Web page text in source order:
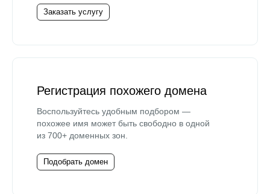
Заказать услугу
Регистрация похожего домена
Воспользуйтесь удобным подбором —
похожее имя может быть свободно в одной
из 700+ доменных зон.
Подобрать домен